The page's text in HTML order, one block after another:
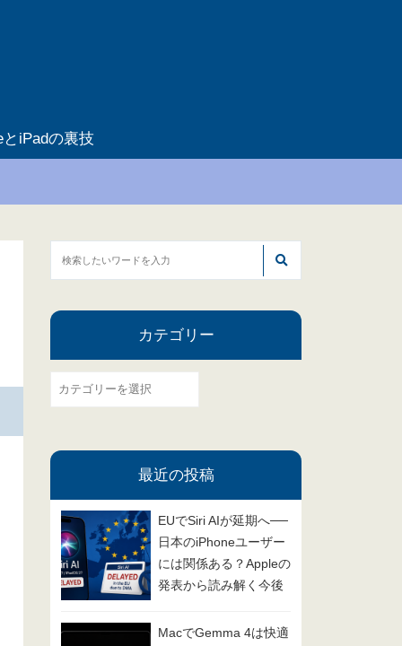
とiPadの裏技
カテゴリー
カ
リ
最近の投稿
EUでSiri AIが延期へ──
日本のiPhoneユーザー
には関係ある？Appleの
発表から読み解く今後
MacでGemma 4は快適